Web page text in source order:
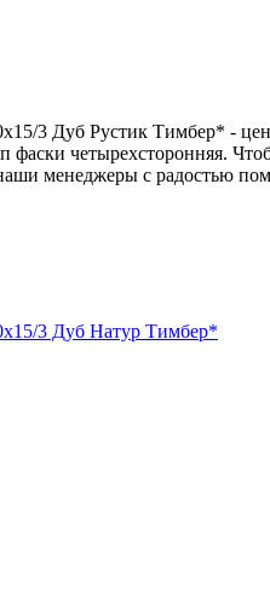
3 Дуб Рустик Тимбер* -
четырехсторонняя.
менеджеры с радостью
3 Дуб Натур Тимбер*